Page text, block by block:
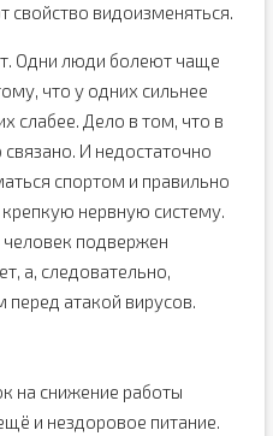
свойство видоизменяться.
Одни люди болеют чаще
что у одних сильнее
слабее. Дело в том, что в
И недостаточно
спортом и правильно
нервную систему.
подвержен
а, следовательно,
перед атакой вирусов.
на снижение работы
и нездоровое питание.